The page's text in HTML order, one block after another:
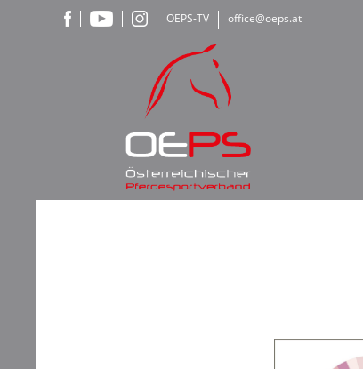
OEPS-TV office@oeps.at